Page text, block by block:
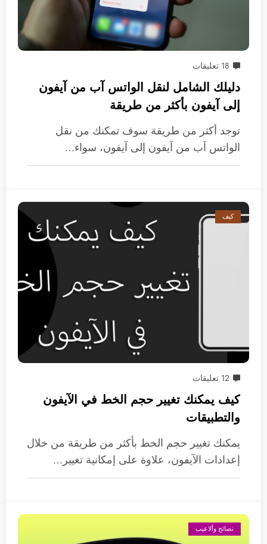
18 تعليقات
دليلك الشامل لنقل الواتس آب من آيفون
إلى آيفون بأكثر من طريقة
توجد أكثر من طريقة سوف تمكنك من نقل
الواتس آب من آيفون إلى آيفون، سواء…
كيف
12 تعليقات
كيف يمكنك تغيير حجم الخط في الآيفون
والتطبيقات
يمكنك تغيير حجم الخط بأكثر من طريقة من خلال
إعدادات الآيفون، علاوة على إمكانية تغيير…
نصائح وألاعيب